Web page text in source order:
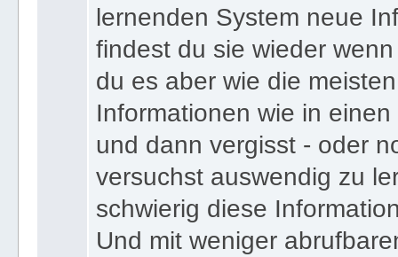
lernenden System neue
findest du sie wieder
du es aber wie die
Informationen wie in
und dann vergisst - oder
versuchst auswendig zu
schwierig diese
Und mit weniger